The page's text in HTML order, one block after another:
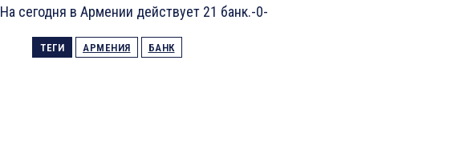
На сегодня в Армении действует 21 банк.-0-
ТЕГИ АРМЕНИЯ БАНК